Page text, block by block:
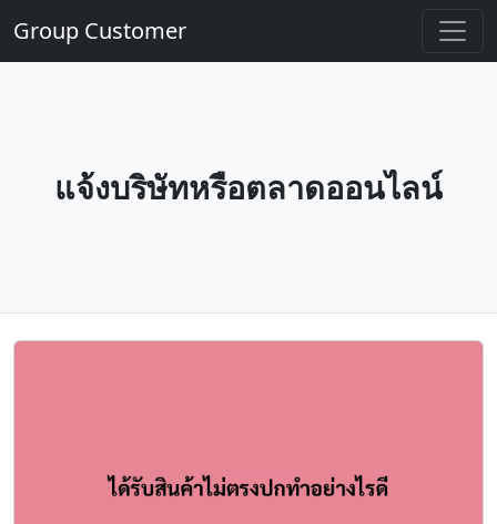
Group Customer
แจ้งบริษัทหรือตลาดออนไลน์